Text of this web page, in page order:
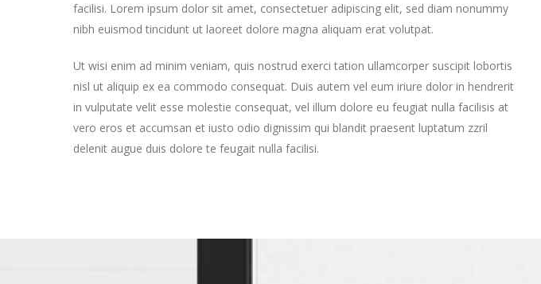
facilisi. Lorem ipsum dolor sit amet, consectetuer adipiscing elit, sed diam nonummy
nibh euismod tincidunt ut laoreet dolore magna aliquam erat volutpat.
Ut wisi enim ad minim veniam, quis nostrud exerci tation ullamcorper suscipit lobortis
nisl ut aliquip ex ea commodo consequat. Duis autem vel eum iriure dolor in hendrerit
in vulputate velit esse molestie consequat, vel illum dolore eu feugiat nulla facilisis at
vero eros et accumsan et iusto odio dignissim qui blandit praesent luptatum zzril
delenit augue duis dolore te feugait nulla facilisi.